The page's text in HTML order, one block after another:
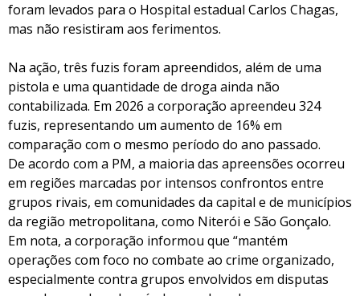
foram levados para o Hospital estadual Carlos Chagas,
mas não resistiram aos ferimentos.
Na ação, três fuzis foram apreendidos, além de uma
pistola e uma quantidade de droga ainda não
contabilizada. Em 2026 a corporação apreendeu 324
fuzis, representando um aumento de 16% em
comparação com o mesmo período do ano passado.
De acordo com a PM, a maioria das apreensões ocorreu
em regiões marcadas por intensos confrontos entre
grupos rivais, em comunidades da capital e de municípios
da região metropolitana, como Niterói e São Gonçalo.
Em nota, a corporação informou que “mantém
operações com foco no combate ao crime organizado,
especialmente contra grupos envolvidos em disputas